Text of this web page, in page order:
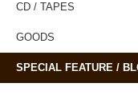
CD / TAPES
GOODS
SPECIAL FEATURE /